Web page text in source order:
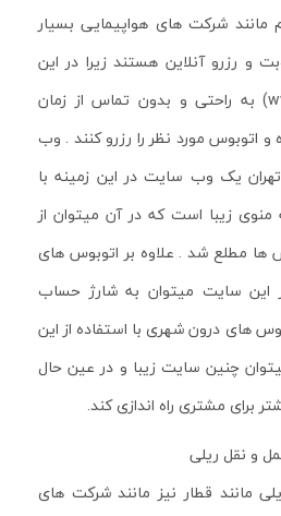
شرکت های هواپیمایی بسیار
و رزرو آنلاین هستند زیرا در این
صورت (www.bus.tehran.ir) به راحتی و بدون تماس از زمان
اتوبوس مورد نظر را رزرو کنند . وب
یک وب سایت در این زمینه با
منوی زیبا است که در آن میتوان از
ها مطلع شد . علاوه بر اتوبوس های
این سایت میتوان به شارژ حساب
های درون شهری با استفاده از این
چنین سایت زیبا و در عین حال
برای مشتری راه اندازی کند.
و نقل ریلی
مانند قطار نیز مانند شرکت های